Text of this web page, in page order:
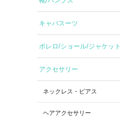
キャバスーツ
ボレロ/ショール/ジャケット
アクセサリー
ネックレス・ピアス
ヘアアクセサリー